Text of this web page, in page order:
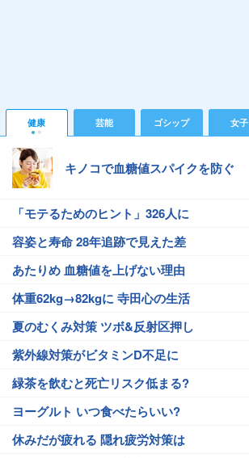
健康 芸能 ゴシップ 女子
キノコで血糖値スパイクを防ぐ
「モテるためのヒント」326人に
容姿と寿命 28年追跡で見えた差
あたりめ 血糖値を上げない理由
体重62kg→82kgに 寺田心の生活
夏のむくみ対策 ツボ&反射区押し
紫外線対策がビタミンD不足に
緑茶を飲むと死亡リスク低まる?
ヨーグルト いつ食べたらいい?
休みだが疲れる 隠れ疲労対策は